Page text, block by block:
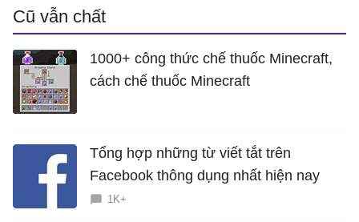
Cũ vẫn chất
1000+ công thức chế thuốc Minecraft,
cách chế thuốc Minecraft
Tổng hợp những từ viết tắt trên
Facebook thông dụng nhất hiện nay
1K+